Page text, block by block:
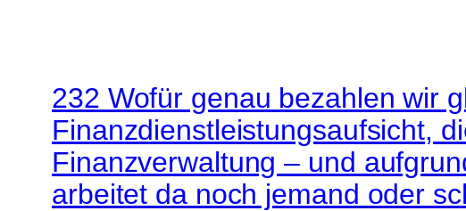
232 Wofür genau bezahlen wir
Finanzdienstleistungsaufsicht,
Finanzverwaltung – und
arbeitet da noch jemand oder